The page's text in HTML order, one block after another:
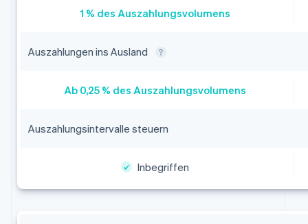
1 % des Auszahlungsvolumens
Auszahlungen ins Ausland
Ab 0,25 % des Auszahlungsvolumens
Auszahlungsintervalle steuern
Inbegriffen